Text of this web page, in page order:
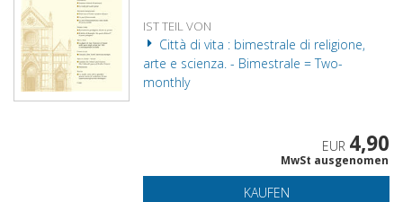
IST TEIL VON
Città di vita : bimestrale di religione,
arte e scienza. - Bimestrale = Two-
monthly
EUR 4,90
MwSt ausgenomen
KAUFEN